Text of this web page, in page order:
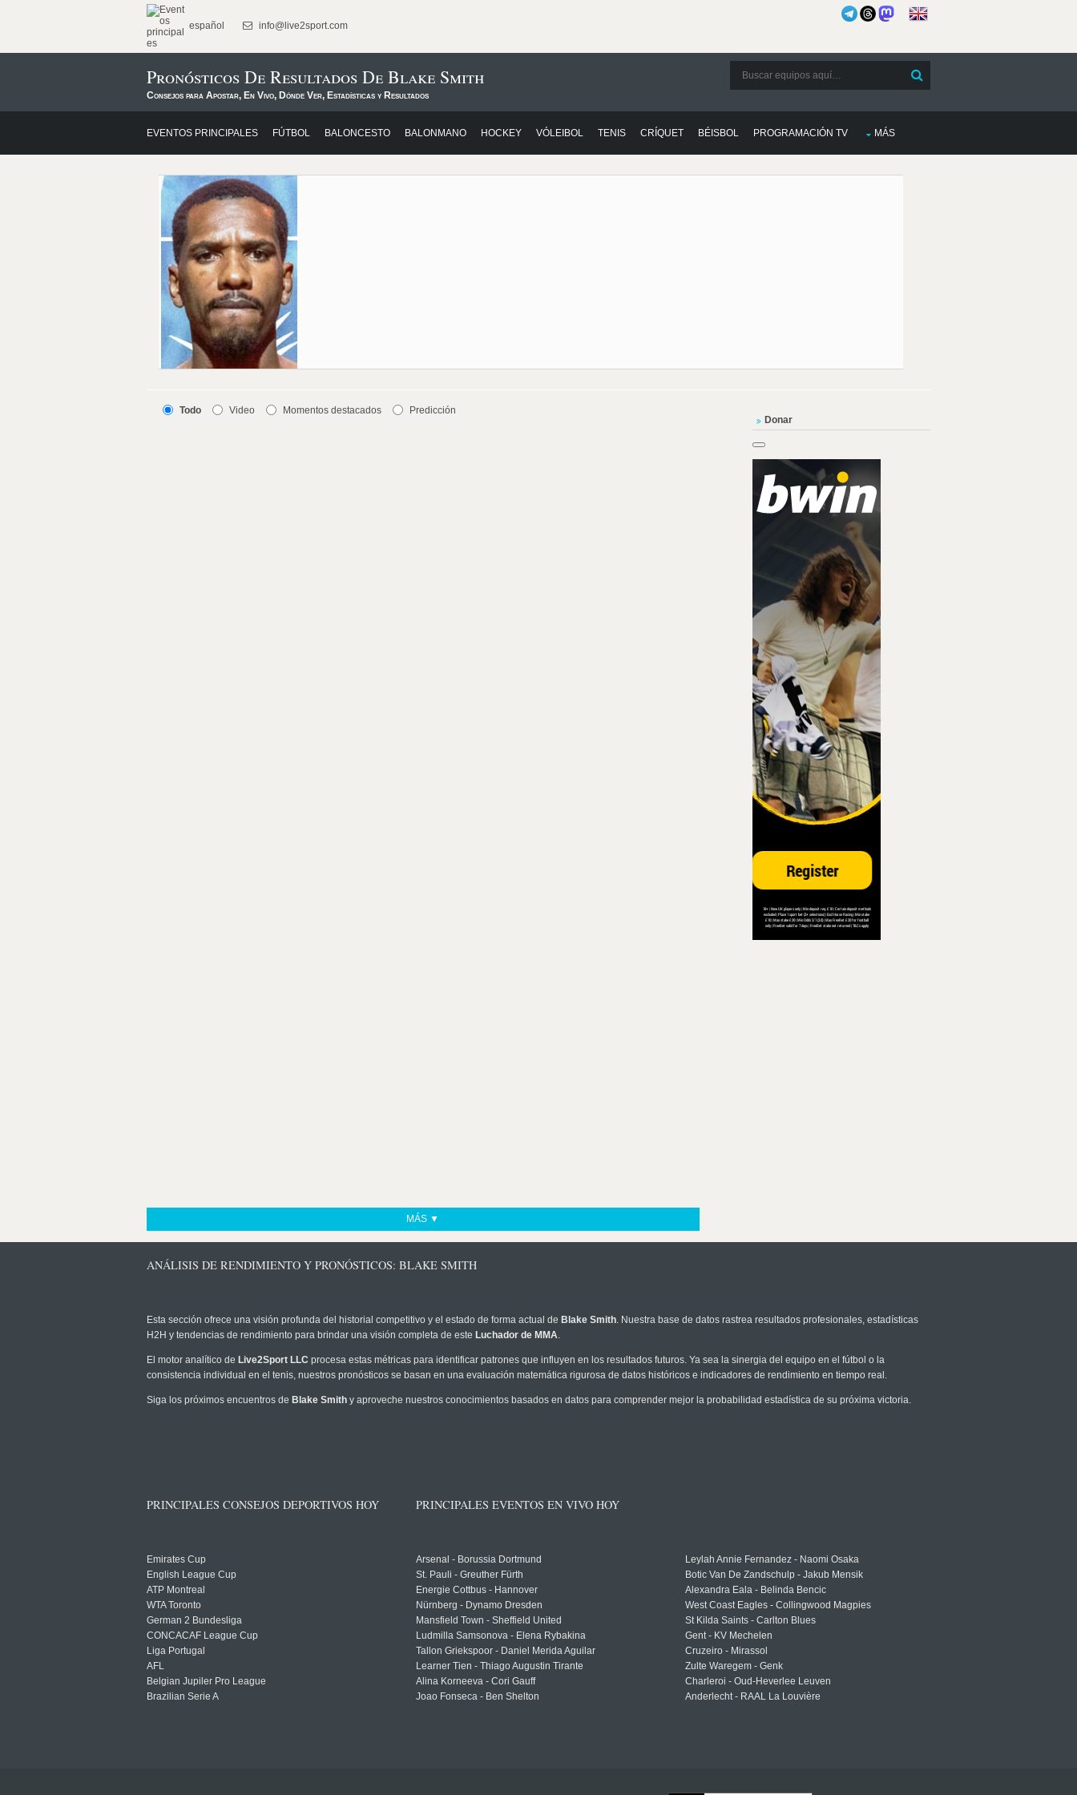
español info@live2sport.com
Pronósticos De Resultados De Blake Smith
Consejos para Apostar, En Vivo, Dónde Ver, Estadísticas y Resultados
EVENTOS PRINCIPALES FÚTBOL BALONCESTO BALONMANO HOCKEY VÓLEIBOL TENIS CRÍQUET BÉISBOL PROGRAMACIÓN TV MÁS
Todo Video Momentos destacados Predicción
MÁS ▼
Donar
ANÁLISIS DE RENDIMIENTO Y PRONÓSTICOS: BLAKE SMITH
Esta sección ofrece una visión profunda del historial competitivo y el estado de forma actual de Blake Smith. Nuestra base de datos rastrea resultados profesionales, estadísticas
H2H y tendencias de rendimiento para brindar una visión completa de este Luchador de MMA.
El motor analítico de Live2Sport LLC procesa estas métricas para identificar patrones que influyen en los resultados futuros. Ya sea la sinergia del equipo en el fútbol o la
consistencia individual en el tenis, nuestros pronósticos se basan en una evaluación matemática rigurosa de datos históricos e indicadores de rendimiento en tiempo real.
Siga los próximos encuentros de Blake Smith y aproveche nuestros conocimientos basados en datos para comprender mejor la probabilidad estadística de su próxima victoria.
PRINCIPALES CONSEJOS DEPORTIVOS HOY
Emirates Cup
English League Cup
ATP Montreal
WTA Toronto
German 2 Bundesliga
CONCACAF League Cup
Liga Portugal
AFL
Belgian Jupiler Pro League
Brazilian Serie A
PRINCIPALES EVENTOS EN VIVO HOY
Arsenal - Borussia Dortmund
St. Pauli - Greuther Fürth
Energie Cottbus - Hannover
Nürnberg - Dynamo Dresden
Mansfield Town - Sheffield United
Ludmilla Samsonova - Elena Rybakina
Tallon Griekspoor - Daniel Merida Aguilar
Learner Tien - Thiago Augustin Tirante
Alina Korneeva - Cori Gauff
Joao Fonseca - Ben Shelton
Leylah Annie Fernandez - Naomi Osaka
Botic Van De Zandschulp - Jakub Mensik
Alexandra Eala - Belinda Bencic
West Coast Eagles - Collingwood Magpies
St Kilda Saints - Carlton Blues
Gent - KV Mechelen
Cruzeiro - Mirassol
Zulte Waregem - Genk
Charleroi - Oud-Heverlee Leuven
Anderlecht - RAAL La Louvière